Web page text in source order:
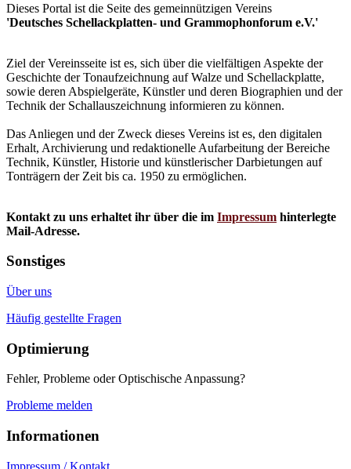
Dieses Portal ist die Seite des gemeinnützigen Vereins
'Deutsches Schellackplatten- und Grammophonforum e.V.'
Ziel der Vereinsseite ist es, sich über die vielfältigen Aspekte der
Geschichte der Tonaufzeichnung auf Walze und Schellackplatte,
sowie deren Abspielgeräte, Künstler und deren Biographien und der
Technik der Schallauszeichnung informieren zu können.
Das Anliegen und der Zweck dieses Vereins ist es, den digitalen
Erhalt, Archivierung und redaktionelle Aufarbeitung der Bereiche
Technik, Künstler, Historie und künstlerischer Darbietungen auf
Tonträgern der Zeit bis ca. 1950 zu ermöglichen.
Kontakt zu uns erhaltet ihr über die im Impressum hinterlegte
Mail-Adresse.
Sonstiges
Über uns
Häufig gestellte Fragen
Optimierung
Fehler, Probleme oder Optischische Anpassung?
Probleme melden
Informationen
Impressum / Kontakt